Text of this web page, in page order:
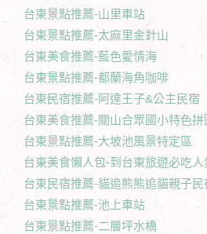
台東景點推薦-山里車站
台東景點推薦-太麻里金針山
台東美食推薦-藍色愛情海
台東景點推薦-都蘭海角咖啡
台東民宿推薦-阿達王子&公主民宿
台東美食推薦-關山合眾國小特色拼
台東景點推薦-大坡池風景特定區
台東美食懶人包-到台東旅遊必吃人
台東民宿推薦-貓追熊熊追貓親子民
台東景點推薦-池上車站
台東景點推薦-二層坪水橋